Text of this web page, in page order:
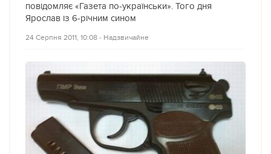
повідомляє «Газета по-українськи». Того дня
Ярослав із 6-річним сином
24 Серпня 2011, 10:08 ‐ Надзвичайне